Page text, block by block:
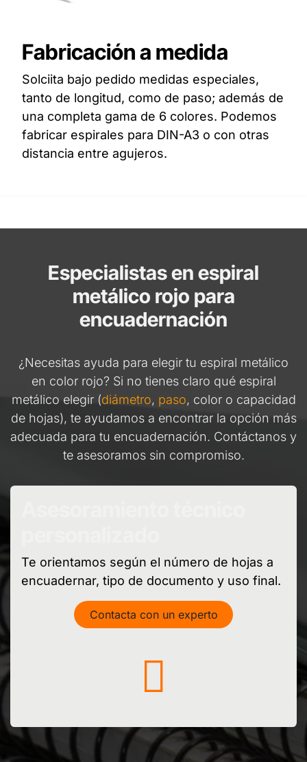
Fabricación a medida
Solciita bajo pedido medidas especiales,
tanto de longitud, como de paso; además de
una completa gama de 6 colores. Podemos
fabricar espirales para DIN-A3 o con otras
distancia entre agujeros.
Especialistas en espiral
metálico rojo para
encuadernación
¿Necesitas ayuda para elegir tu espiral metálico
en color rojo? Si no tienes claro qué espiral
metálico elegir (diámetro, paso, color o capacidad
de hojas), te ayudamos a encontrar la opción más
adecuada para tu encuadernación. Contáctanos y
te asesoramos sin compromiso.
Te orientamos según el número de hojas a
encuadernar, tipo de documento y uso final.
Contacta con un experto